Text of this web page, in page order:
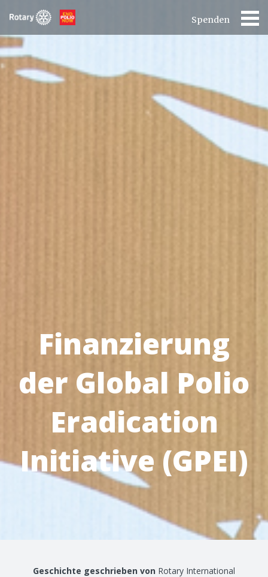
Spenden
Finanzierung
der Global Polio
Eradication
Initiative (GPEI)
Geschichte geschrieben von Rotary International